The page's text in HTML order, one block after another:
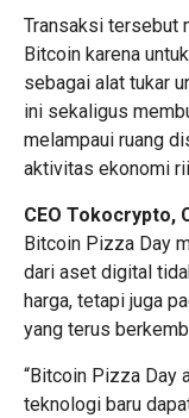
Transaksi tersebut
Bitcoin karena
sebagai alat tukar
ini sekaligus
melampaui ruang
aktivitas ekonomi
CEO Tokocrypto,
Bitcoin Pizza Day
dari aset digital
harga, tetapi juga
yang terus
“Bitcoin Pizza Day
teknologi baru